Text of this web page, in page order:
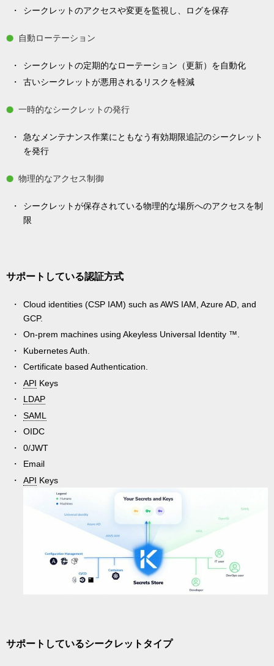
シークレットのアクセスや変更を監視し、ログを保存
自動ローテーション
シークレットの定期的なローテーション（更新）を自動化
古いシークレットが悪用されるリスクを軽減
一時的なシークレットの発行
急なメンテナンス作業にともなう有効期限追記のシークレット
を発行
物理的なアクセス制御
シークレットが保存されている物理的な場所へのアクセスを制
限
サポートしている認証方式
Cloud identities (CSP IAM) such as AWS IAM, Azure AD, and
GCP.
On-prem machines using Akeyless Universal Identity ™.
Kubernetes Auth.
Certificate based Authentication.
API Keys
LDAP
SAML
OIDC
0/JWT
Email
API Keys
サポートしているシークレットタイプ